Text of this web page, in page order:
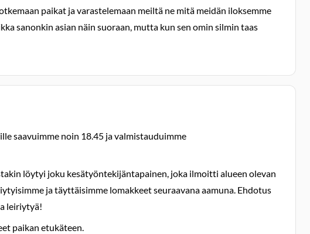
paikat ja varastelemaan meiltä ne mitä meidän iloksemme
sanonkin asian näin suoraan, mutta kun sen omin silmin taas
saavuimme noin 18.45 ja valmistauduimme
löytyi joku kesätyöntekijäntapainen, joka ilmoitti alueen olevan
ja täyttäisimme lomakkeet seuraavana aamuna. Ehdotus
leiriytyä!
paikan etukäteen.